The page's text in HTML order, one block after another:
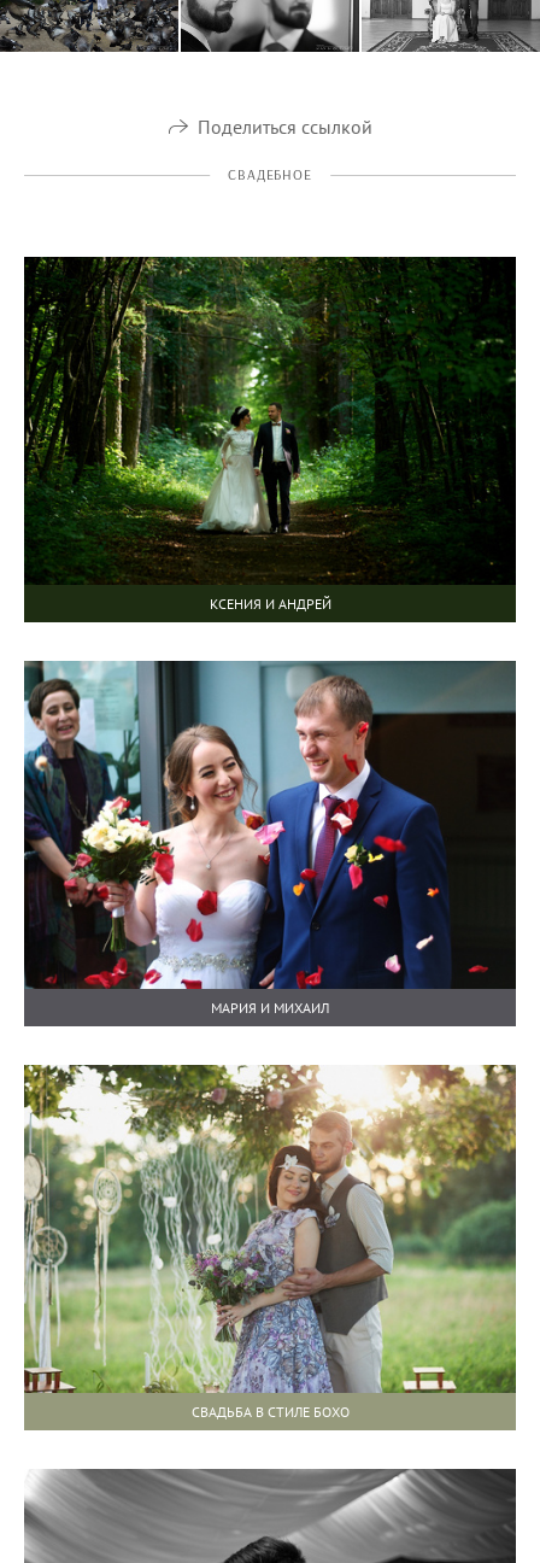
Поделиться ссылкой
СВАДЕБНОЕ
КСЕНИЯ И АНДРЕЙ
МАРИЯ И МИХАИЛ
СВАДЬБА В СТИЛЕ БОХО